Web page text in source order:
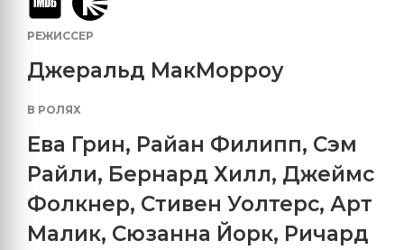
РЕЖИССЕР
Джеральд МакМорроу
В РОЛЯХ
Ева Грин, Райан Филипп, Сэм
Райли, Бернард Хилл, Джеймс
Фолкнер, Стивен Уолтерс, Арт
Малик, Сюзанна Йорк, Ричард